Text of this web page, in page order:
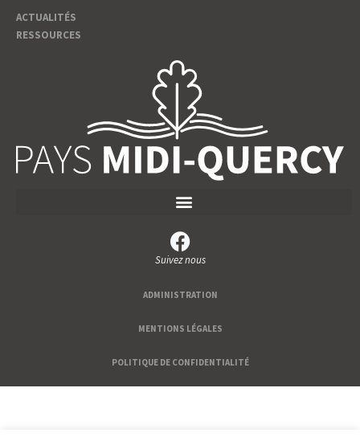
ACTUALITÉS
RESSOURCES
Suivez nous
ADMINISTRATION
MENTIONS LÉGALES
POLITIQUE DE CONFIDENTIALITÉ